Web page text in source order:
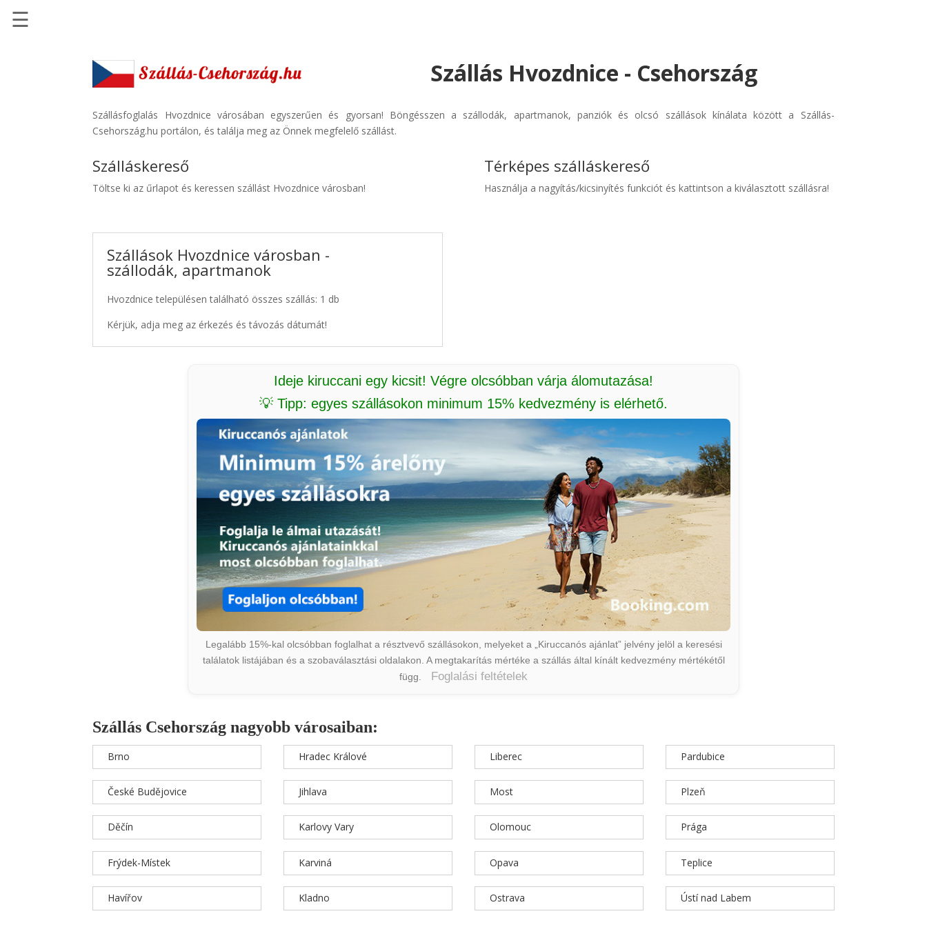
Szállásinfo.eu
pénzvisszatérítéssel
Autóbérlés
☰
Szállás Hvozdnice - Csehország
Szállásfoglalás Hvozdnice városában egyszerűen és gyorsan! Böngésszen a szállodák, apartmanok, panziók és olcsó szállások kínálata között a Szállás-
Csehország.hu portálon, és találja meg az Önnek megfelelő szállást.
Szálláskereső
Töltse ki az űrlapot és keressen szállást Hvozdnice városban!
Szállások Hvozdnice városban -
szállodák, apartmanok
Hvozdnice településen található összes szállás: 1 db
Kérjük, adja meg az érkezés és távozás dátumát!
Térképes szálláskereső
Használja a nagyítás/kicsinyítés funkciót és kattintson a kiválasztott szállásra!
Ideje kiruccani egy kicsit! Végre olcsóbban várja álomutazása!
💡 Tipp: egyes szállásokon minimum 15% kedvezmény is elérhető.
Legalább 15%-kal olcsóbban foglalhat a résztvevő szállásokon, melyeket a „Kiruccanós ajánlat” jelvény jelöl a keresési
találatok listájában és a szobaválasztási oldalakon. A megtakarítás mértéke a szállás által kínált kedvezmény mértékétől
függ.
Foglalási feltételek
Szállás Csehország nagyobb városaiban:
Brno
České Budějovice
Děčín
Frýdek-Místek
Havířov
Hradec Králové
Jihlava
Karlovy Vary
Karviná
Kladno
Liberec
Most
Olomouc
Opava
Ostrava
Pardubice
Plzeň
Prága
Teplice
Ústí nad Labem